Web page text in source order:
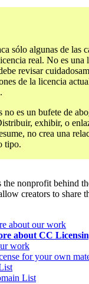
sólo algunas de las
real. No es una
revisar
de la licencia
no es un bufete de
exhibir, o
no crea una
tipo.
nonprofit behind
creators to share
about our work
about CC
work
for your own
List